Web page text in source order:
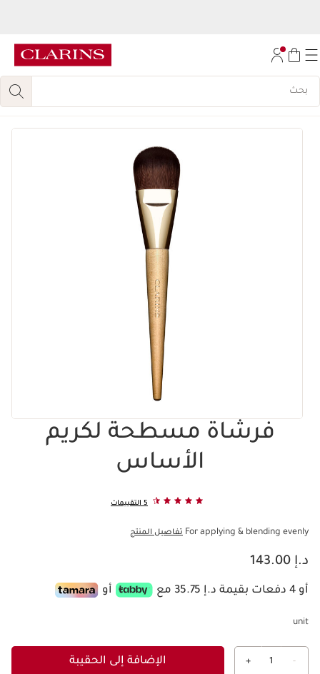
انتقل إلى أسفل الصفحة
فرشاة مسطحة لكريم
الأساس
5 التقييمات
For applying & blending evenly تفاصيل المنتج
السعر الحالي هو د.إ 143.00
د.إ 143.00
أو 4 دفعات بقيمة د.إ 35.75 مع أو
unit
-
1
+ الإضافة إلى الحقيبة